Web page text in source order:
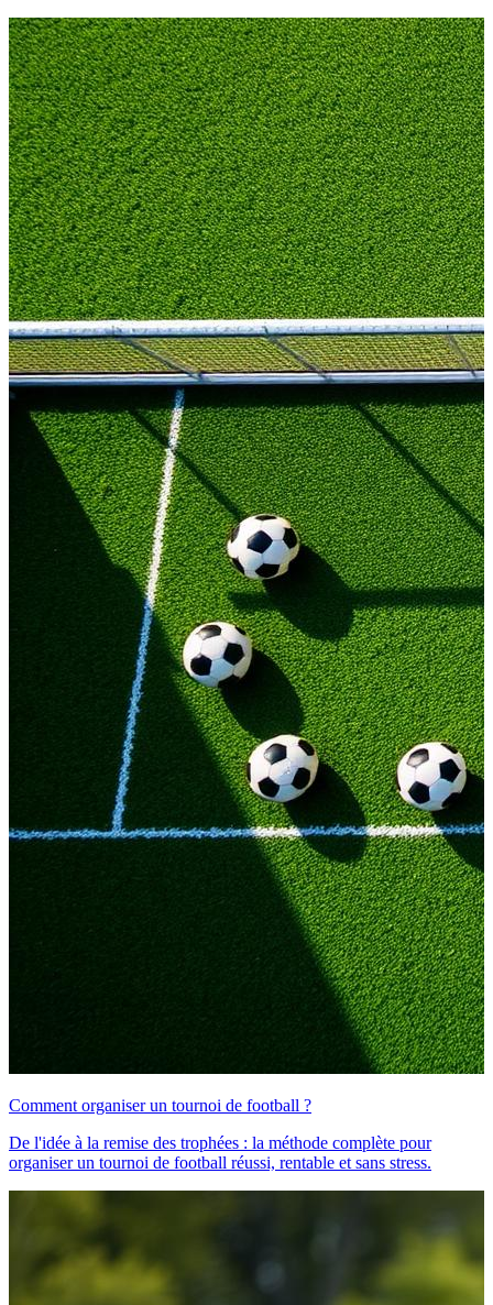
Comment organiser un tournoi de football ?
De l'idée à la remise des trophées : la méthode complète pour
organiser un tournoi de football réussi, rentable et sans stress.